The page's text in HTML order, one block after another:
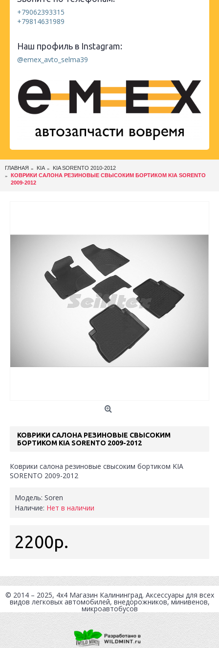
+79062393315
+79814631989
Наш профиль в Instagram:
@emex_avto_selma39
ГЛАВНАЯ KIA
KIA SORENTO 2010-2012
КОВРИКИ САЛОНА РЕЗИНОВЫЕ СВЫСОКИМ БОРТИКОМ KIA SORENTO
2009-2012
КОВРИКИ САЛОНА РЕЗИНОВЫЕ СВЫСОКИМ
БОРТИКОМ KIA SORENTO 2009-2012
Коврики салона резиновые свысоким бортиком KIA
SORENTO 2009-2012
Модель: Soren
Наличие: Нет в наличии
2200р.
© 2014 – 2025, 4x4 Магазин Калининград. Аксессуары для всех
видов легковых автомобилей, внедорожников, минивенов,
микроавтобусов